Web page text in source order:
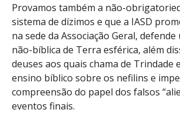
Provamos também a não-
sistema de dízimos e que a IASD
na sede da Associação Geral,
não-bíblica de Terra esférica, além
deuses aos quais chama de Trindade
ensino bíblico sobre os nefilins e
compreensão do papel dos falsos
eventos finais.